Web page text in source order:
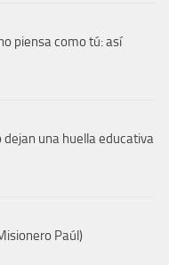
piensa como tú: así
dejan una huella educativa
Paúl)